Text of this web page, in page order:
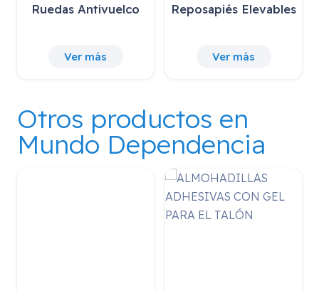
Ruedas Antivuelco
Ver más
Reposapiés Elevables
Ver más
Otros productos en
Mundo Dependencia